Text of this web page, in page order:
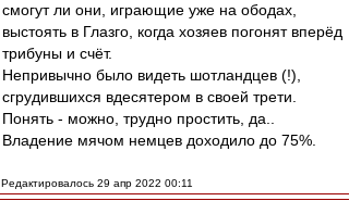
смогут ли они, играющие уже на ободах,
выстоять в Глазго, когда хозяев погонят вперёд
трибуны и счёт.
Непривычно было видеть шотландцев (!),
сгрудившихся вдесятером в своей трети.
Понять - можно, трудно простить, да..
Владение мячом немцев доходило до 75%.
Редактировалось 29 апр 2022 00:11